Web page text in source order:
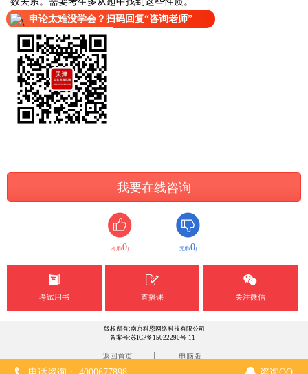
申论太难没学会？扫码回复“咨询老师”
我要在线咨询
有用(0) 无用(0)
考试用书 直播课 关注微信
版权所有:南京科恩网络科技有限公司
备案号:苏ICP备15022290号-11
返回首页 电脑版